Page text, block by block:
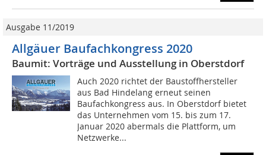
Ausgabe 11/2019
Allgäuer Baufachkongress 2020
Baumit: Vorträge und Ausstellung in Oberstdorf
Auch 2020 richtet der Baustoffhersteller
aus Bad Hindelang erneut seinen
Baufachkongress aus. In Oberstdorf bietet
das Unternehmen vom 15. bis zum 17.
Januar 2020 abermals die Plattform, um
Netzwerke...